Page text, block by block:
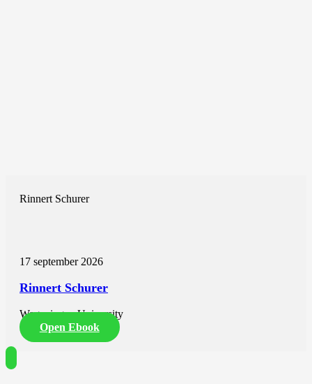
Rinnert Schurer
17 september 2026
Rinnert Schurer
Wageningen University
Open Ebook